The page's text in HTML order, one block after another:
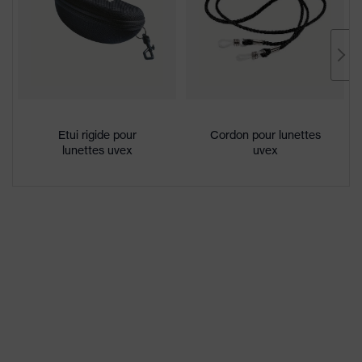
branches souples et
antidérapantes, Inclinaison
réglable des branches,
protection latérale intégrée
Désignation
Famille de
Etui rigide pour
lunettes uvex
Cordon pour lunettes
uvex